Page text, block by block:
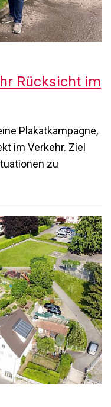
Rücksicht im
Plakatkampagne,
im Verkehr. Ziel
zu